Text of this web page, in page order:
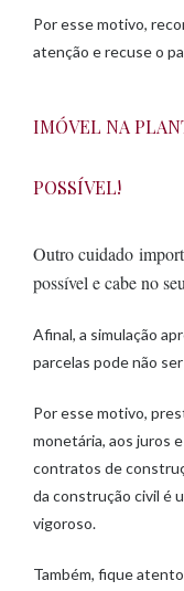
Por esse motivo,
atenção e recuse o
IMÓVEL NA
POSSÍVEL!
Outro cuidado
possível e cabe no seu
Afinal, a simulação
parcelas pode não
Por esse motivo,
monetária, aos juros
contratos de
da construção civil é
vigoroso.
Também, fique